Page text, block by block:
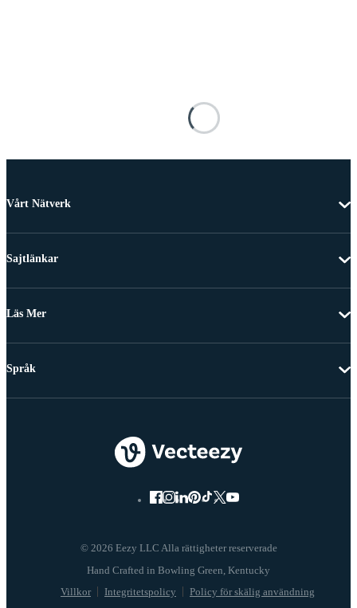
Vårt Nätverk
Sajtlänkar
Läs Mer
© 2026 Eezy LLC Alla rättigheter reserverade
Villkor Integritetspolicy Policy för skälig användning
Språk